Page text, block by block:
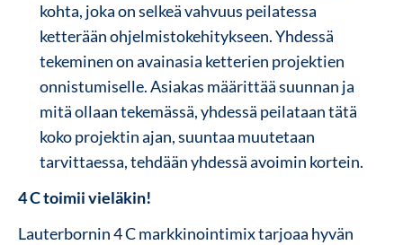
kohta, joka on selkeä vahvuus peilatessa
ketterään ohjelmistokehitykseen. Yhdessä
tekeminen on avainasia ketterien projektien
onnistumiselle. Asiakas määrittää suunnan ja
mitä ollaan tekemässä, yhdessä peilataan tätä
koko projektin ajan, suuntaa muutetaan
tarvittaessa, tehdään yhdessä avoimin kortein.
4 C toimii vieläkin!
Lauterbornin 4 C markkinointimix tarjoaa hyvän